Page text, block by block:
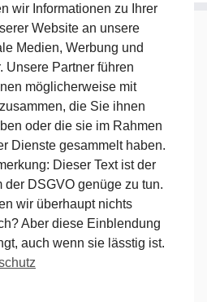
wir Informationen zu Ihrer
Website an unsere
Medien, Werbung und
Unsere Partner führen
möglicherweise mit
die Sie ihnen
oder die sie im Rahmen
Dienste gesammelt haben.
Dieser Text ist der
der DSGVO genüge zu tun.
wir überhaupt nichts
Aber diese Einblendung
auch wenn sie lässtig ist.